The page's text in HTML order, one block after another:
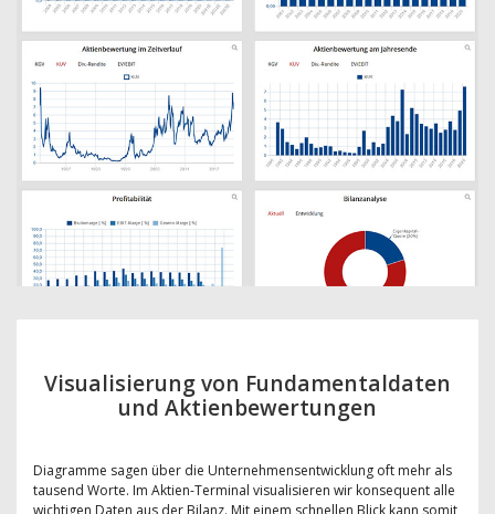
Visualisierung von Fundamentaldaten
und Aktienbewertungen
Diagramme sagen über die Unternehmensentwicklung oft mehr als
tausend Worte. Im Aktien-Terminal visualisieren wir konsequent alle